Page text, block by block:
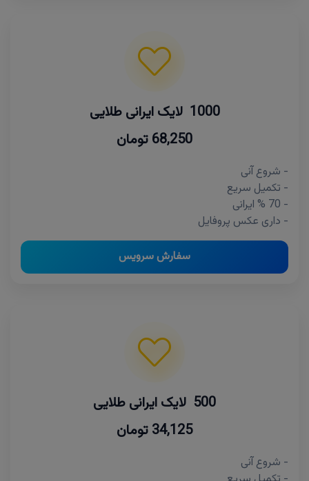
1000 لایک ایرانی طلایی
68,250 تومان
- شروع آنی
- تکمیل سریع
- 70 % ایرانی
- داری عکس پروفایل
سفارش سرویس
500 لایک ایرانی طلایی
34,125 تومان
- شروع آنی